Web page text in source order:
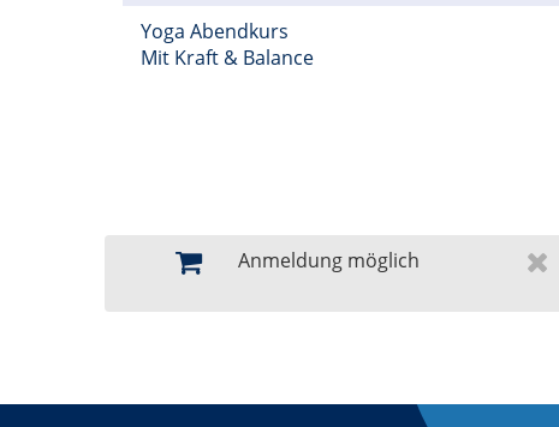
Yoga Abendkurs
Mit Kraft & Balance
Anmeldung möglich